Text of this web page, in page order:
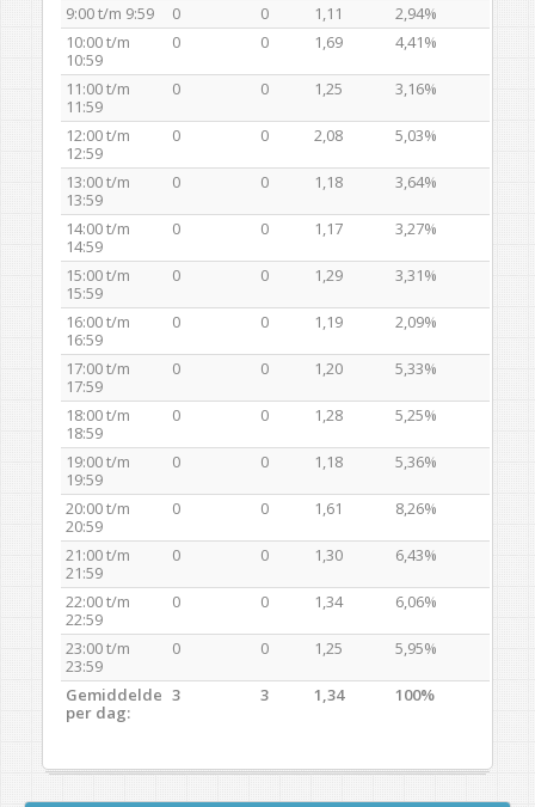
9:00 t/m 9:59
0 0 1,11
2,94%
10:00 t/m
10:59
0 0 1,69 4,41%
11:00 t/m
11:59
0 0 1,25 3,16%
12:00 t/m
12:59
0 0 2,08 5,03%
13:00 t/m
13:59
0 0 1,18 3,64%
14:00 t/m
14:59
0 0 1,17 3,27%
15:00 t/m
15:59
0 0 1,29 3,31%
16:00 t/m
16:59
0 0 1,19 2,09%
17:00 t/m
17:59
0 0 1,20 5,33%
18:00 t/m
18:59
0 0 1,28 5,25%
19:00 t/m
19:59
0 0 1,18 5,36%
20:00 t/m
20:59
0 0 1,61 8,26%
21:00 t/m
21:59
0 0 1,30 6,43%
22:00 t/m
22:59
0 0 1,34 6,06%
23:00 t/m
23:59
0 0 1,25 5,95%
Gemiddelde
per dag:
3 3 1,34 100%